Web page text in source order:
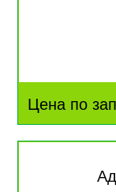
Цена по